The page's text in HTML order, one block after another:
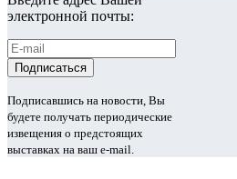
электронной почты:
Подписавшись на новости, Вы
будете получать периодические
извещения о предстоящих
выставках на ваш e-mail.